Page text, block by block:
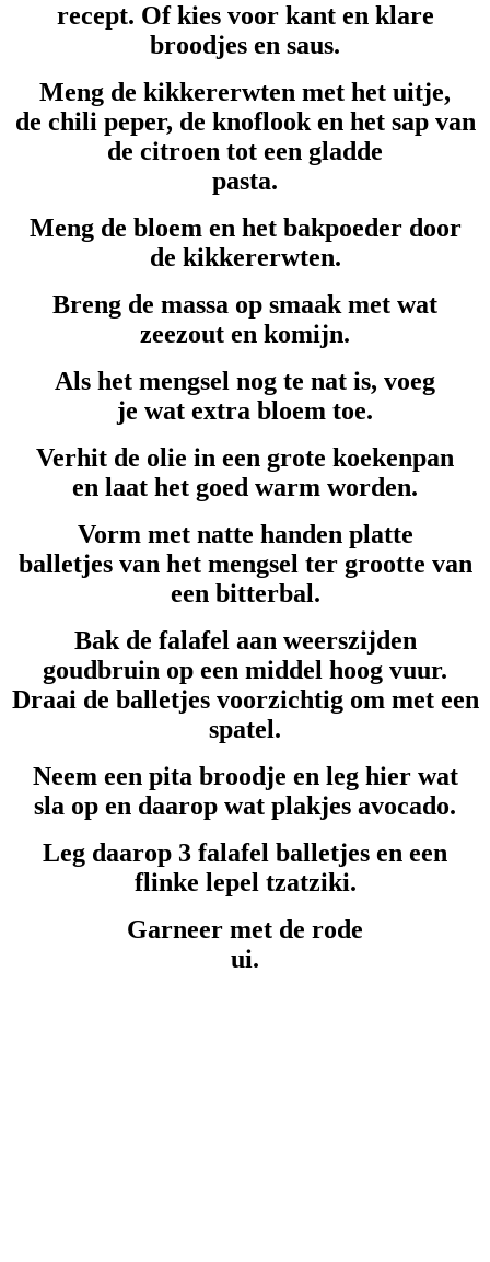
recept. Of kies voor kant en klare
broodjes en saus.
Meng de kikkererwten met het uitje,
de chili peper, de knoflook en het sap van
de citroen tot een gladde
pasta.
Meng de bloem en het bakpoeder door
de kikkererwten.
Breng de massa op smaak met wat
zeezout en komijn.
Als het mengsel nog te nat is, voeg
je wat extra bloem toe.
Verhit de olie in een grote koekenpan
en laat het goed warm worden.
Vorm met natte handen platte
balletjes van het mengsel ter grootte van
een bitterbal.
Bak de falafel aan weerszijden
goudbruin op een middel hoog vuur.
Draai de balletjes voorzichtig om met een
spatel.
Neem een pita broodje en leg hier wat
sla op en daarop wat plakjes avocado.
Leg daarop 3 falafel balletjes en een
flinke lepel tzatziki.
Garneer met de rode
ui.